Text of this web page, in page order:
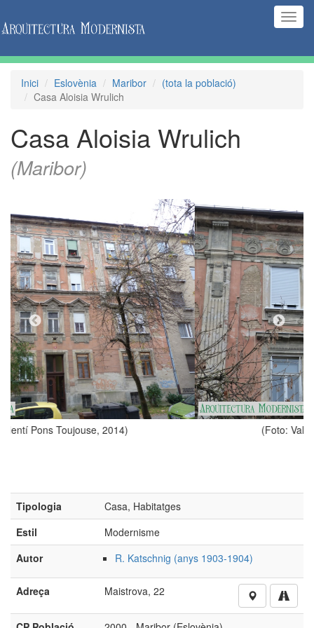
Inici Eslovènia Maribor
(tota la població)
Casa Aloisia Wrulich
Casa Aloisia Wrulich
(Maribor)
(Foto: Valentí Pons Toujouse, 2014)
Tipologia
Casa, Habitatges
Estil
Modernisme
Autor
R. Katschnig (anys 1903-1904)
Adreça Maistrova, 22